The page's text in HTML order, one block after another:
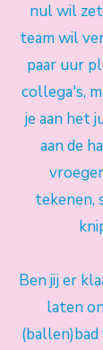
nul wil
team wil
paar uur
collega's,
je aan het
aan de
tekenen,
Ben jij er
laten